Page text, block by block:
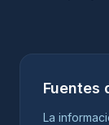
Fuentes
La